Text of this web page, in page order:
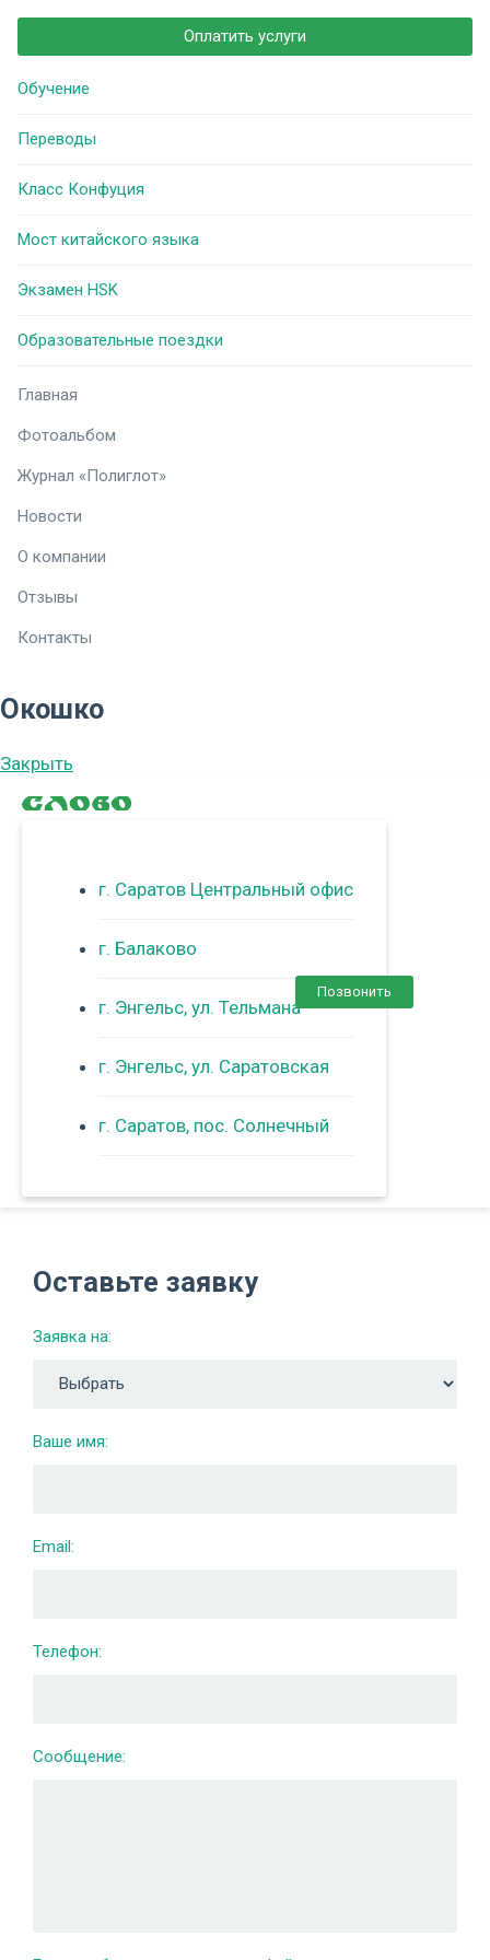
Оплатить услуги
Обучение
Переводы
Класс Конфуция
Мост китайского языка
Экзамен HSK
Образовательные поездки
Главная
Фотоальбом
Журнал «Полиглот»
Новости
О компании
Отзывы
Контакты
Окошко
Закрыть
Позвонить
г. Саратов Центральный офис
г. Балаково
г. Энгельс, ул. Тельмана
г. Энгельс, ул. Саратовская
г. Саратов, пос. Солнечный
Оставьте заявку
Заявка на:
Ваше имя:
Email:
Телефон:
Сообщение: